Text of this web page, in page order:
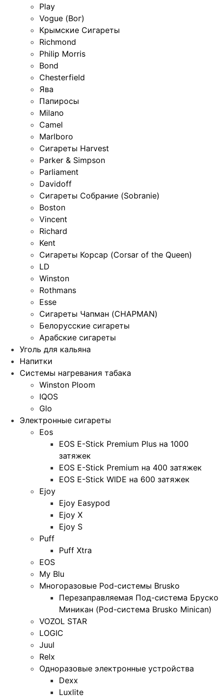
Play
Vogue (Вог)
Крымские Сигареты
Richmond
Philip Morris
Bond
Chesterfield
Ява
Папиросы
Milano
Camel
Marlboro
Сигареты Harvest
Parker & Simpson
Parliament
Davidoff
Сигареты Собрание (Sobranie)
Boston
Vincent
Richard
Kent
Сигареты Корсар (Corsar of the Queen)
LD
Winston
Rothmans
Esse
Сигареты Чапман (CHAPMAN)
Белорусские сигареты
Арабские сигареты
Уголь для кальяна
Напитки
Системы нагревания табака
Winston Ploom
IQOS
Glo
Электронные сигареты
Eos
EOS E-Stick Premium Plus на 1000
затяжек
EOS E-Stick Premium на 400 затяжек
EOS E-Stick WIDE на 600 затяжек
Ejoy
Ejoy Easypod
Ejoy X
Ejoy S
Puff
Puff Xtra
EOS
My Blu
Многоразовые Pod-системы Brusko
Перезаправляемая Под-система Бруско
Миникан (Pod-система Brusko Minican)
VOZOL STAR
LOGIC
Juul
Relx
Одноразовые электронные устройства
Dexx
Luxlite